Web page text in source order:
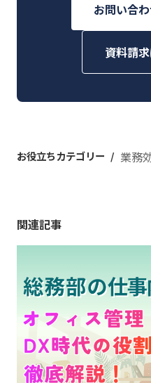
お問い合
資料請
お役立ちカテゴリー 業務
関連記事